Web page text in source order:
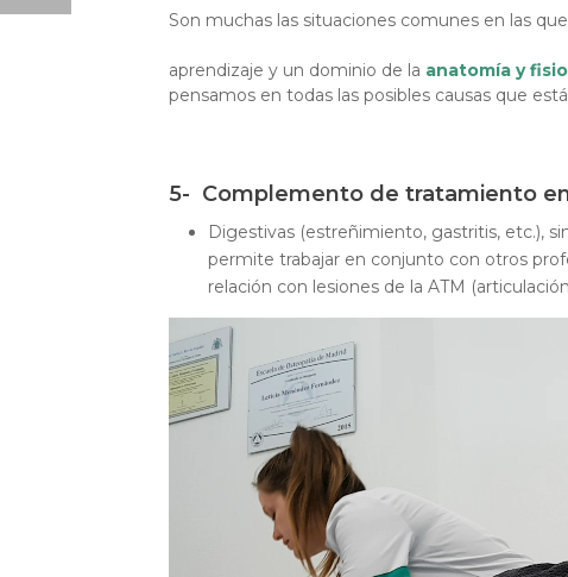
Son muchas las situaciones comunes en las
Esto
aprendizaje y un dominio de la anatomía y
pensamos en todas las posibles causas que
5- Complemento de tratamiento
Digestivas (estreñimiento, gastritis, etc.),
permite trabajar en conjunto con otros
relación con lesiones de la ATM
Reproductor
de
vídeo